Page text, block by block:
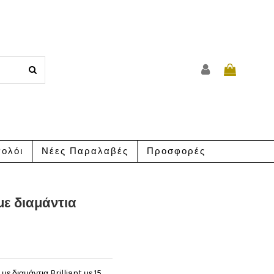
Νέες Παραλαβές Προσφορές
διαμάντια